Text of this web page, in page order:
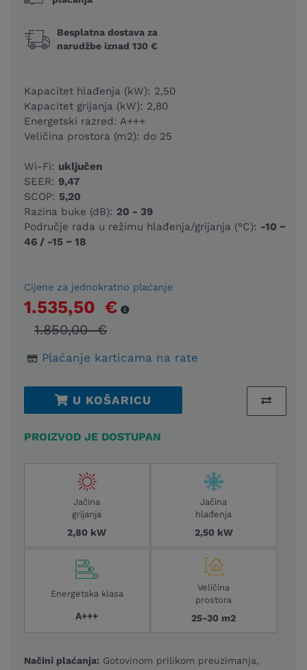
Besplatna dostava za
narudžbe iznad 130 €
Kapacitet hlađenja (kW): 2,50
Kapacitet grijanja (kW): 2,80
Energetski razred: A+++
Veličina prostora (m2): do 25
Wi-Fi: uključen
SEER: 9,47
SCOP: 5,20
Razina buke (dB): 20 - 39
Područje rada u režimu hlađenja/grijanja (°C): -10 ~
46 / -15 ~ 18
Cijene za jednokratno plaćanje
1.535,50 €
1.850,00 €
Plaćanje karticama na rate
U KOŠARICU
PROIZVOD JE DOSTUPAN
Jačina
grijanja
2,80 kW
Jačina
hlađenja
2,50 kW
Energetska klasa
A+++
Veličina
prostora
25-30 m2
Načini plaćanja: Gotovinom prilikom preuzimanja,